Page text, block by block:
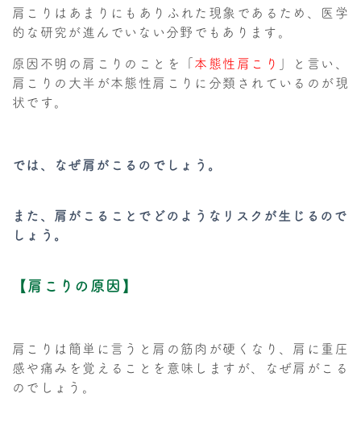
肩こりはあまりにもありふれた現象であるため、医学
的な研究が進んでいない分野でもあります。
原因不明の肩こりのことを「本態性肩こり 」と言い、
肩こりの大半が本態性肩こりに分類されているのが現
状です。
では、なぜ肩がこるのでしょう。
また、肩がこることでどのようなリスクが生じるので
しょう。
【肩こりの原因】
肩こりは簡単に言うと肩の筋肉が硬くなり、肩に重圧
感や痛みを覚えることを意味しますが、なぜ肩がこる
のでしょう。